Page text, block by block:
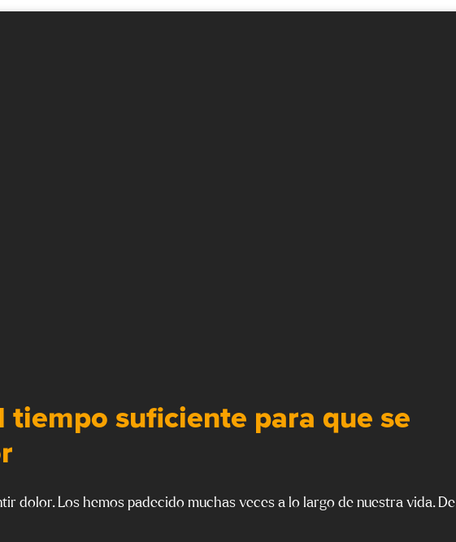
tiempo suficiente para que se
dolor. Los hemos padecido muchas veces a lo largo de nuestra vida. De